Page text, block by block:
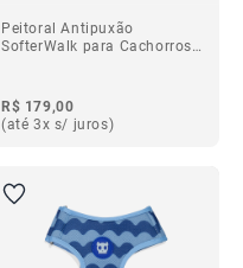
Peitoral Antipuxão
SofterWalk para Cachorros
R$ 179,00
(até 3x s/ juros)